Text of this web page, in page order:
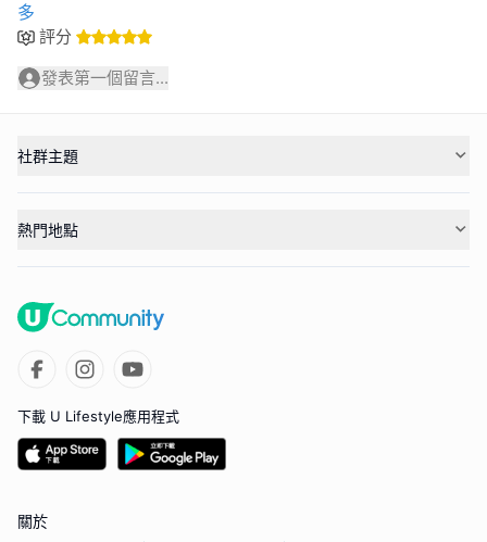
多
評分
發表第一個留言...
社群主題
熱門地點
下載 U Lifestyle應用程式
關於